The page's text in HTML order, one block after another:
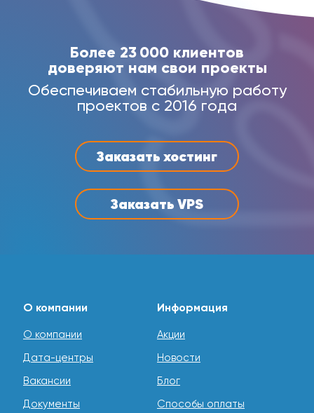
Заказать хостинг
Заказать VPS
Более 23 000 клиентов
доверяют нам свои проекты
Обеспечиваем стабильную работу
проектов с 2016 года
О компании
О компании
Дата-центры
Вакансии
Документы
Информация
Акции
Новости
Блог
Способы оплаты